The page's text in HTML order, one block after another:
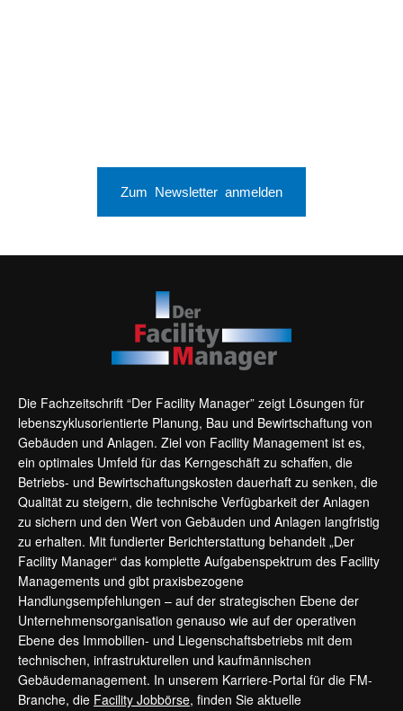
Zum Newsletter anmelden
Die Fachzeitschrift “Der Facility Manager” zeigt Lösungen für
lebenszyklusorientierte Planung, Bau und Bewirtschaftung von
Gebäuden und Anlagen. Ziel von Facility Management ist es,
ein optimales Umfeld für das Kerngeschäft zu schaffen, die
Betriebs- und Bewirtschaftungskosten dauerhaft zu senken, die
Qualität zu steigern, die technische Verfügbarkeit der Anlagen
zu sichern und den Wert von Gebäuden und Anlagen langfristig
zu erhalten. Mit fundierter Berichterstattung behandelt „Der
Facility Manager“ das komplette Aufgabenspektrum des Facility
Managements und gibt praxisbezogene
Handlungsempfehlungen – auf der strategischen Ebene der
Unternehmensorganisation genauso wie auf der operativen
Ebene des Immobilien- und Liegenschaftsbetriebs mit dem
technischen, infrastrukturellen und kaufmännischen
Gebäudemanagement. In unserem Karriere-Portal für die FM-
Branche, die Facility Jobbörse, finden Sie aktuelle